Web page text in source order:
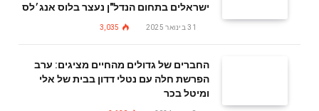
ישראלים בתחום הנדל"ן נעצר בלוס אנג׳לס
31 בינואר 2025 3,035
החברים של גדולים מהחיים מציגים: ערב
הפרשת חלה עם נטלי דדון בבית של אלי
ומיטל בכר